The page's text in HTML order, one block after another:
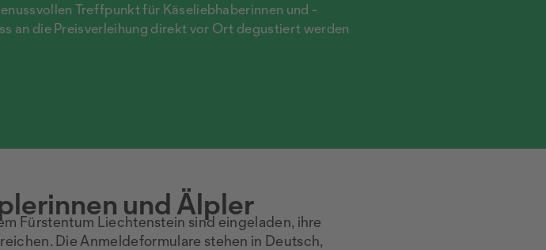
Treffpunkt für Käseliebhaberinnen und -
an die Preisverleihung direkt vor Ort degustiert werden
und Älpler
Fürstentum Liechtenstein sind eingeladen, ihre
Die Anmeldeformulare stehen in Deutsch,